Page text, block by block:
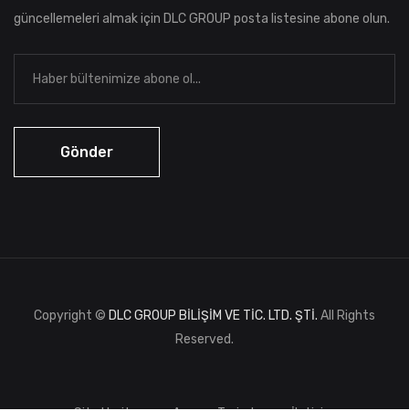
güncellemeleri almak için DLC GROUP posta listesine abone olun.
Copyright © DLC GROUP BİLİŞİM VE TİC. LTD. ŞTİ. All Rights
Reserved.